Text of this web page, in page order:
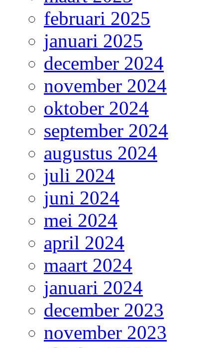
februari 2025
januari 2025
december 2024
november 2024
oktober 2024
september 2024
augustus 2024
juli 2024
juni 2024
mei 2024
april 2024
maart 2024
januari 2024
december 2023
november 2023